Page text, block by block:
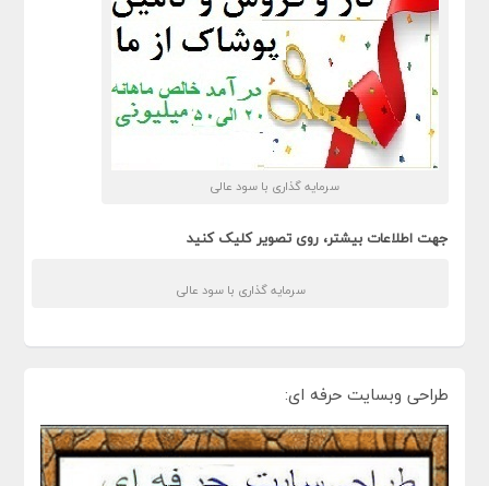
سرمایه گذاری با سود عالی
جهت اطلاعات بیشتر، روی تصویر کلیک کنید
سرمایه گذاری با سود عالی
طراحی وبسایت حرفه ای: